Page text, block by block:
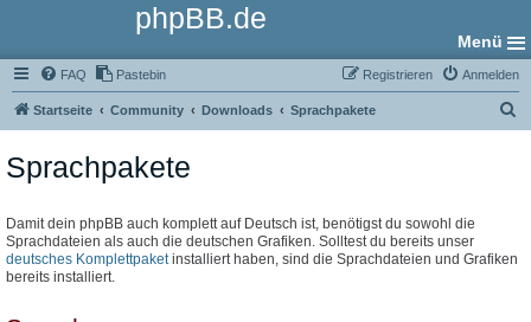
phpBB.de
Menü
FAQ Pastebin Anmelden
Registrieren
Startseite Community Downloads Sprachpakete
Sprachpakete
Damit dein phpBB auch komplett auf Deutsch ist, benötigst du sowohl die
Sprachdateien als auch die deutschen Grafiken. Solltest du bereits unser
deutsches Komplettpaketinstalliert haben, sind die Sprachdateien und Grafiken
bereits installiert.